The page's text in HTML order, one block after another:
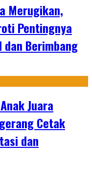
Merugikan,
Pentingnya
Berimbang
Juara
Cetak
dan